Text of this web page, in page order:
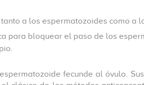
a los espermatozoides como a
para bloquear el paso de los
fecunde al óvulo.